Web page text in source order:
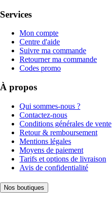
Services
Mon compte
Centre d'aide
Suivre ma commande
Retourner ma commande
Codes promo
À propos
Qui sommes-nous ?
Contactez-nous
Conditions générales de vente
Retour & remboursement
Mentions légales
Moyens de paiement
Tarifs et options de livraison
Avis de confidentialité
Nos boutiques